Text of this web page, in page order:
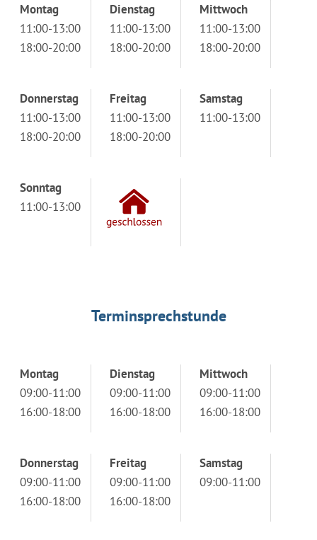
Montag
11:00-13:00
18:00-20:00
Dienstag
11:00-13:00
18:00-20:00
Mittwoch
11:00-13:00
18:00-20:00
Donnerstag
11:00-13:00
18:00-20:00
Freitag
11:00-13:00
18:00-20:00
Samstag
11:00-13:00
Sonntag
11:00-13:00
Terminsprechstunde
Montag
09:00-11:00
16:00-18:00
Dienstag
09:00-11:00
16:00-18:00
Mittwoch
09:00-11:00
16:00-18:00
Donnerstag
09:00-11:00
16:00-18:00
Freitag
09:00-11:00
16:00-18:00
Samstag
09:00-11:00